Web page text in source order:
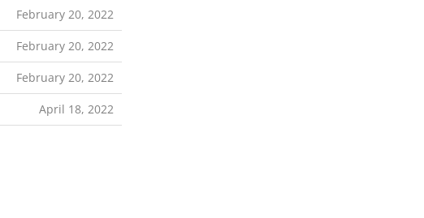
February 20, 2022
February 20, 2022
February 20, 2022
April 18, 2022